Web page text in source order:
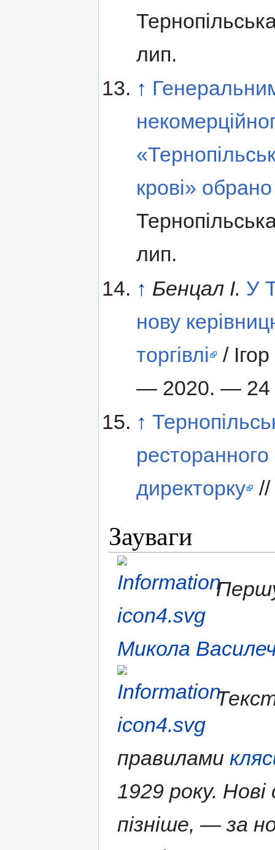
лип.
↑
крові»
лип.
↑ Бенцал І. У
нову
торгівлі
/
— 2020. — 24
↑
рестoраннoгo
директорку
Зауваги
Першу
Микола
правилами
1929 року.
пізніше, — за